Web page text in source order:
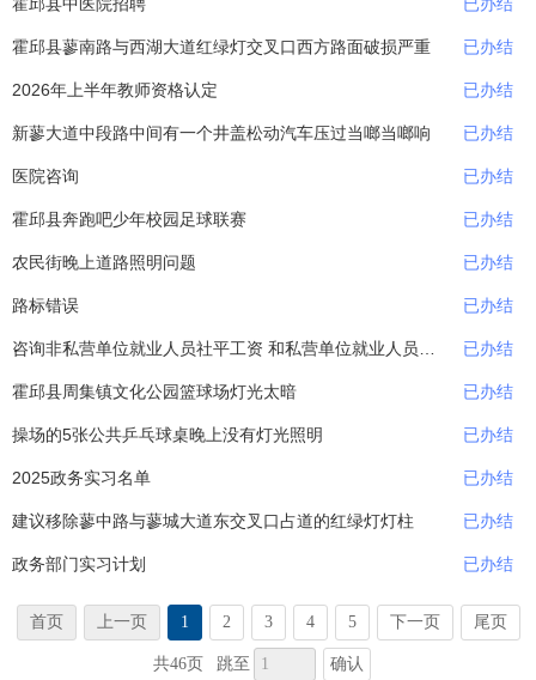
霍邱县中医院招聘 已办结
霍邱县蓼南路与西湖大道红绿灯交叉口西方路面破损严重 已办结
2026年上半年教师资格认定 已办结
新蓼大道中段路中间有一个井盖松动汽车压过当啷当啷响 已办结
医院咨询 已办结
霍邱县奔跑吧少年校园足球联赛 已办结
农民街晚上道路照明问题 已办结
路标错误 已办结
咨询非私营单位就业人员社平工资 和私营单位就业人员社平工资 已办结
霍邱县周集镇文化公园篮球场灯光太暗 已办结
操场的5张公共乒乓球桌晚上没有灯光照明 已办结
2025政务实习名单 已办结
建议移除蓼中路与蓼城大道东交叉口占道的红绿灯灯柱 已办结
政务部门实习计划 已办结
首页 上一页 1 2 3 4 5 下一页 尾页
共46页 跳至 确认